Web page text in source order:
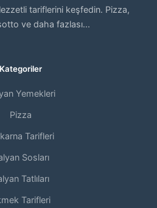
tariflerini keşfedin. Pizza,
ve daha fazlası...
Kategoriler
Yemekleri
Pizza
Tarifleri
Sosları
Tatlıları
Tarifleri